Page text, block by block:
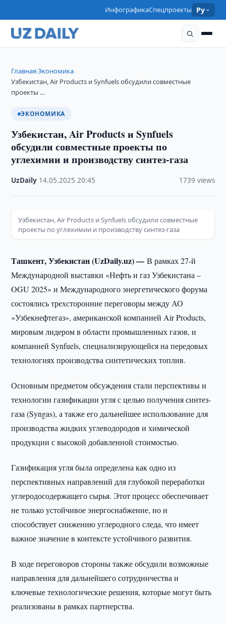
ИнфографикаСпецпроекты Ру
Главная›Экономика›
Узбекистан, Air Products и Synfuels обсудили совместные
проекты …
ЭКОНОМИКА
Узбекистан, Air Products и Synfuels
обсудили совместные проекты по
углехимии и производству синтез-газа
UzDaily 14.05.2025 ·20:45 1739 views
Узбекистан, Air Products и Synfuels обсудили совместные
проекты по углехимии и производству синтез-газа
Ташкент, Узбекистан (UzDaily.uz) —В рамках 27-й
Международной выставки «Нефть и газ Узбекистана –
OGU 2025» и Международного энергетического форума
состоялись трехсторонние переговоры между АО
«Узбекнефтегаз», американской компанией Air Products,
мировым лидером в области промышленных газов, и
компанией Synfuels, специализирующейся на передовых
технологиях производства синтетических топлив.
Основным предметом обсуждения стали перспективы и
технологии газификации угля с целью получения синтез-
газа (Syngas), а также его дальнейшее использование для
производства жидких углеводородов и химической
продукции с высокой добавленной стоимостью.
Газификация угля была определена как одно из
перспективных направлений для глубокой переработки
углеродосодержащего сырья. Этот процесс обеспечивает
не только устойчивое энергоснабжение, но и
способствует снижению углеродного следа, что имеет
важное значение в контексте устойчивого развития.
В ходе переговоров стороны также обсудили возможные
направления для дальнейшего сотрудничества и
ключевые технологические решения, которые могут быть
реализованы в рамках партнерства.